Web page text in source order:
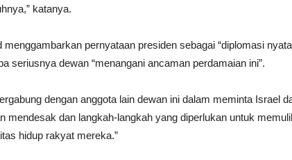
katanya.
pernyataan presiden sebagai “diplomasi
seriusnya dewan “menangani ancaman perdamaian ini”.
dengan anggota lain dewan ini dalam meminta Israel
mendesak dan langkah-langkah yang diperlukan untuk
hidup rakyat mereka.”